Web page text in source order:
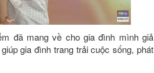
đã mang về cho gia đình mình giả
gia đình trang trải cuộc sống, phát